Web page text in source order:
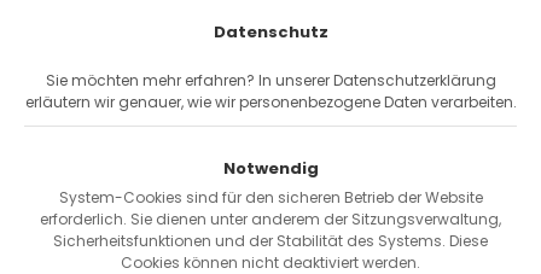
Firmen Flottenkauf
Pendler-Sparrechner
Ratgeber
Kontakt
Passwort vergessen
Datenschutz
Sie möchten mehr erfahren? In unserer Datenschutzerklärung
erläutern wir genauer, wie wir personenbezogene Daten verarbeiten.
Notwendig
System-Cookies sind für den sicheren Betrieb der Website
erforderlich. Sie dienen unter anderem der Sitzungsverwaltung,
Sicherheitsfunktionen und der Stabilität des Systems. Diese
Cookies können nicht deaktiviert werden.